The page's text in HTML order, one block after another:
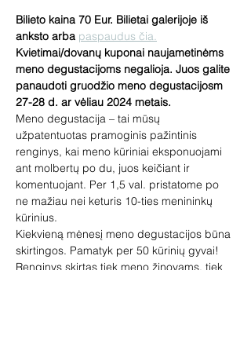
Bilieto kaina 70 Eur. Bilietai galerijoje iš
anksto arba paspaudus čia.
Kvietimai/dovanų kuponai naujametinėms
meno degustacijoms negalioja. Juos galite
panaudoti gruodžio meno degustacijosm
27-28 d. ar vėliau 2024 metais.
Meno degustacija – tai mūsų
užpatentuotas pramoginis pažintinis
renginys, kai meno kūriniai eksponuojami
ant molbertų po du, juos keičiant ir
komentuojant. Per 1,5 val. pristatome po
ne mažiau nei keturis 10-ties menininkų
kūrinius.
Kiekvieną mėnesį meno degustacijos būna
skirtingos. Pamatyk per 50 kūrinių gyvai!
Renginys skirtas tiek meno žinovams, tiek